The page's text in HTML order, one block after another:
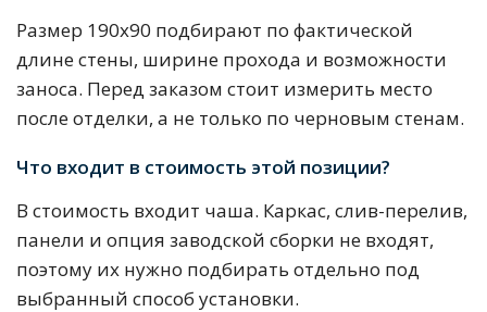
Размер 190х90 подбирают по фактической
длине стены, ширине прохода и возможности
заноса. Перед заказом стоит измерить место
после отделки, а не только по черновым стенам.
Что входит в стоимость этой позиции?
В стоимость входит чаша. Каркас, слив-перелив,
панели и опция заводской сборки не входят,
поэтому их нужно подбирать отдельно под
выбранный способ установки.